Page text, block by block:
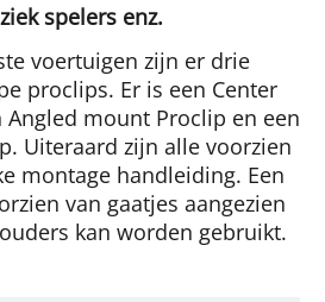
spelers enz.
voertuigen zijn er drie
proclips. Er is een Center
mount Proclip en een
Uiteraard zijn alle voorzien
montage handleiding. Een
van gaatjes aangezien
kan worden gebruikt.